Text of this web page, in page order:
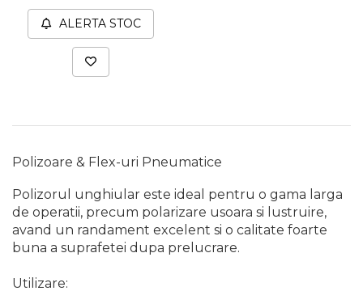
Capre & Suporti Auto
Pat Mobil Auto
Cric Hidraulic
Chei Tubulare
Canistre benzina
(combustibil)
Presa Hidraulica Tinichigerie
& Suruburi
ALERTA STOC
Polizoare & Flex-uri Pneumatice
Polizorul unghiular este ideal pentru o gama larga
de operatii, precum polarizare usoara si lustruire,
avand un randament excelent si o calitate foarte
buna a suprafetei dupa prelucrare.
Utilizare: